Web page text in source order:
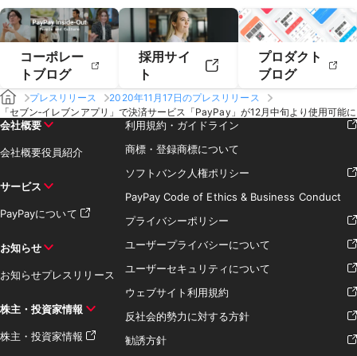
コーポレー
トブログ
採用サイ
ト
プロダクト
ブログ
プレスリリース
2020年11月17日のプレスリリース
「セブン‐イレブンアプリ」で決済サービス「PayPay」が12月中旬より使用可能に
会社概要
会社概要役員紹介
サービス
PayPayについて
お知らせ
お知らせプレスリリース
株主・投資家情報
株主・投資家情報
利用規約・ガイドライン
商標・登録商標について
ソフトバンク人権ポリシー
PayPay Code of Ethics & Business Conduct
プライバシーポリシー
ユーザープライバシーについて
ユーザーセキュリティについて
ウェブサイト利用規約
反社会的勢力に対する方針
勧誘方針